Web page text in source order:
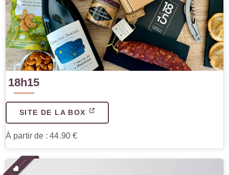
18h15
SITE DE LA BOX
À partir de : 44.90 €